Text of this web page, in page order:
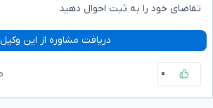
تقاضای خود را به ثبت احوال دهید
دریافت مشاوره از این وکیل
۰